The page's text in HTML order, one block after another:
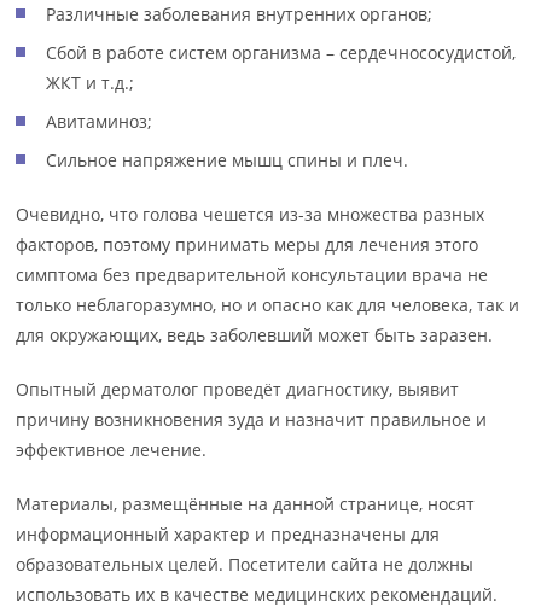
Различные заболевания внутренних органов;
Сбой в работе систем организма – сердечнососудистой,
ЖКТ и т.д.;
Авитаминоз;
Сильное напряжение мышц спины и плеч.
Очевидно, что голова чешется из-за множества разных
факторов, поэтому принимать меры для лечения этого
симптома без предварительной консультации врача не
только неблагоразумно, но и опасно как для человека, так и
для окружающих, ведь заболевший может быть заразен.
Опытный дерматолог проведёт диагностику, выявит
причину возникновения зуда и назначит правильное и
эффективное лечение.
Материалы, размещённые на данной странице, носят
информационный характер и предназначены для
образовательных целей. Посетители сайта не должны
использовать их в качестве медицинских рекомендаций.